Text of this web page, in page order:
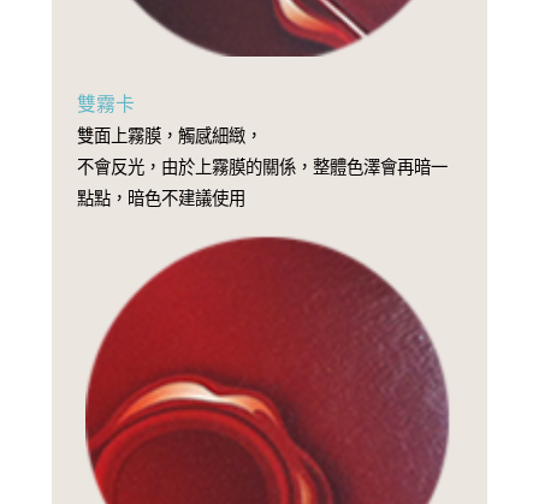
雙霧卡
雙面上霧膜，觸感細緻，
不會反光，由於上霧膜的關係，整體色澤會再暗一
點點，暗色不建議使用